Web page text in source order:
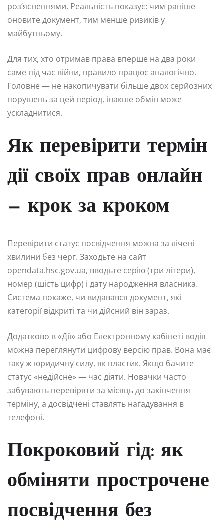
роз’ясненнями. Реальність показує: чим раніше
оновите документ, тим менше ризиків у
майбутньому.
Для тих, хто отримав права вперше на два роки
саме під час війни, правило працює аналогічно.
Головне — не накопичувати більше двох серйозних
порушень за цей період, інакше обмін може
ускладнитися.
Як перевірити термін
дії своїх прав онлайн
— крок за кроком
Перевірити статус посвідчення можна за лічені
хвилини без черг. Заходьте на сайт
opendata.hsc.gov.ua, вводьте серію (три літери),
номер (шість цифр) і дату народження власника.
Система покаже, чи видавався документ, які
категорії відкриті та чи дійсний він зараз.
Додатково в «Дії» або Електронному кабінеті водія
можна переглянути цифрову версію прав. Вона має
таку ж юридичну силу, як пластик. Якщо бачите
статус «недійсне» — час діяти. Новачки часто
забувають перевіряти за місяць до закінчення
терміну, а досвідчені ставлять нагадування в
телефоні.
Покроковий гід: як
обміняти прострочене
посвідчення без